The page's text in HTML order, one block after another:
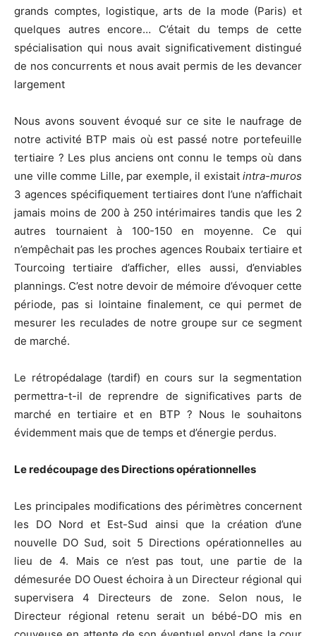
grands comptes, logistique, arts de la mode (Paris) et
quelques autres encore… C’était du temps de cette
spécialisation qui nous avait significativement distingué
de nos concurrents et nous avait permis de les devancer
largement
Nous avons souvent évoqué sur ce site le naufrage de
notre activité BTP mais où est passé notre portefeuille
tertiaire ? Les plus anciens ont connu le temps où dans
une ville comme Lille, par exemple, il existait intra-muros
3 agences spécifiquement tertiaires dont l’une n’affichait
jamais moins de 200 à 250 intérimaires tandis que les 2
autres tournaient à 100-150 en moyenne. Ce qui
n’empêchait pas les proches agences Roubaix tertiaire et
Tourcoing tertiaire d’afficher, elles aussi, d’enviables
plannings. C’est notre devoir de mémoire d’évoquer cette
période, pas si lointaine finalement, ce qui permet de
mesurer les reculades de notre groupe sur ce segment
de marché.
Le rétropédalage (tardif) en cours sur la segmentation
permettra-t-il de reprendre de significatives parts de
marché en tertiaire et en BTP ? Nous le souhaitons
évidemment mais que de temps et d’énergie perdus.
Le redécoupage des Directions opérationnelles
Les principales modifications des périmètres concernent
les DO Nord et Est-Sud ainsi que la création d’une
nouvelle DO Sud, soit 5 Directions opérationnelles au
lieu de 4. Mais ce n’est pas tout, une partie de la
démesurée DO Ouest échoira à un Directeur régional qui
supervisera 4 Directeurs de zone. Selon nous, le
Directeur régional retenu serait un bébé-DO mis en